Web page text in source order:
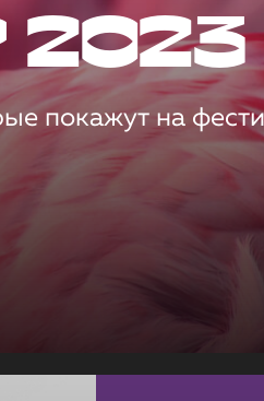
2023
покажут на